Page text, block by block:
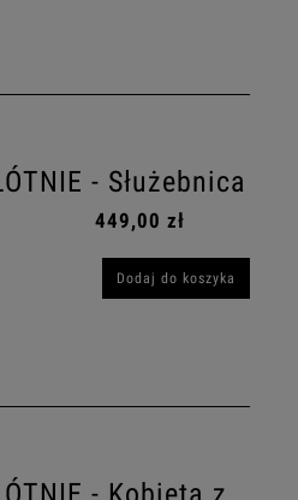
- Służebnica
449,00 zł
Dodaj do koszyka